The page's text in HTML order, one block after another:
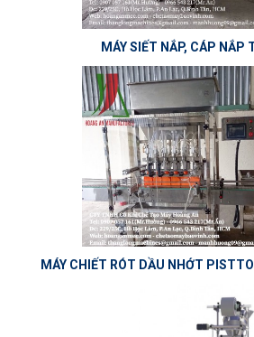
MÁY SIẾT NẮP, CÁP NẮP
MÁY CHIẾT RÓT DẦU NHỚT